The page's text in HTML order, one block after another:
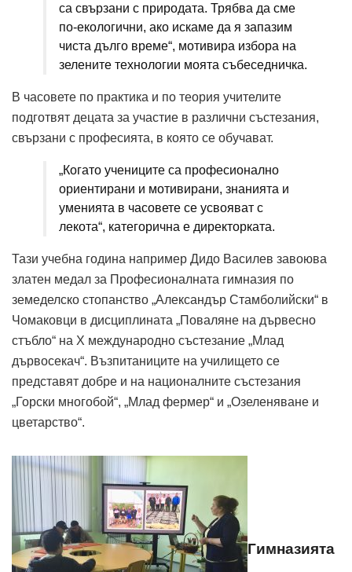
са свързани с природата. Трябва да сме
по-екологични, ако искаме да я запазим
чиста дълго време“, мотивира избора на
зелените технологии моята събеседничка.
В часовете по практика и по теория учителите
подготвят децата за участие в различни състезания,
свързани с професията, в която се обучават.
„Когато учениците са професионално
ориентирани и мотивирани, знанията и
уменията в часовете се усвояват с
лекота“, категорична е директорката.
Тази учебна година например Дидо Василев завоюва
златен медал за Професионалната гимназия по
земеделско стопанство „Александър Стамболийски“ в
Чомаковци в дисциплината „Поваляне на дървесно
стъбло“ на X международно състезание „Млад
дървосекач“. Възпитаниците на училището се
представят добре и на националните състезания
„Горски многобой“, „Млад фермер“ и „Озеленяване и
цветарство“.
Гимназията